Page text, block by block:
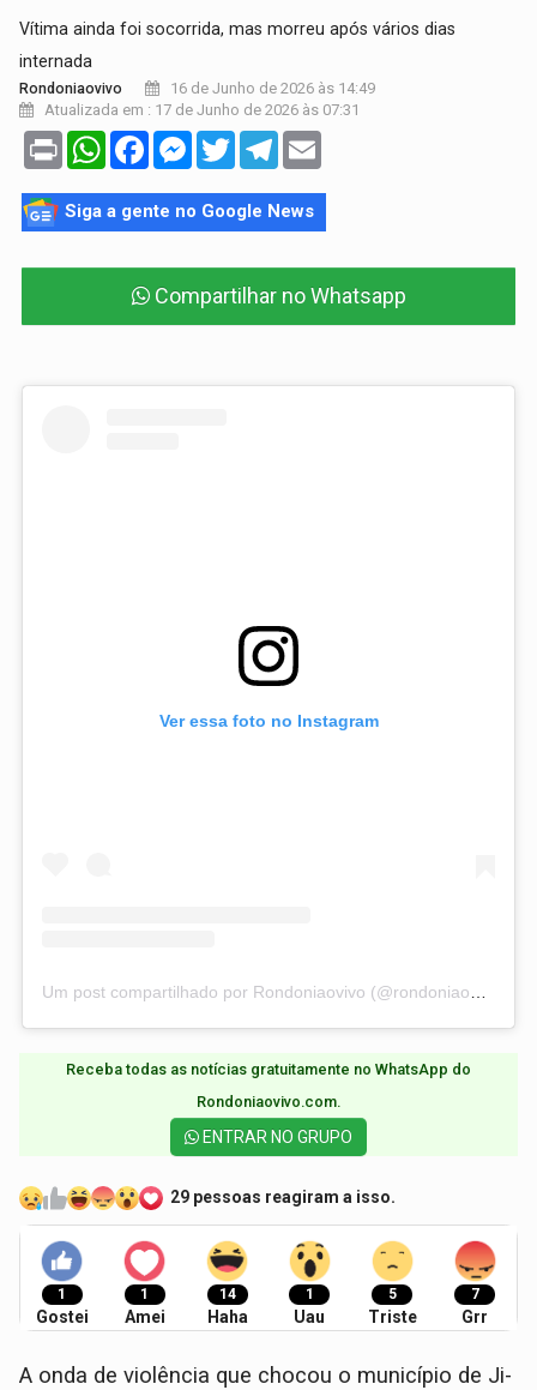
Vítima ainda foi socorrida, mas morreu após vários dias
internada
Rondoniaovivo
16 de Junho de 2026 às 14:49
Atualizada em : 17 de Junho de 2026 às 07:31
Print WhatsAppFacebookMessenger
TwitterTelegram
Siga a gente no Google News
Compartilhar no Whatsapp
Ver essa foto no Instagram
Receba todas as notícias gratuitamente no WhatsApp do
Rondoniaovivo.com.​
ENTRAR NO GRUPO
29 pessoas reagiram a isso.
1
Gostei
1
Amei
14
Haha
1
Uau
5
Triste
7
Grr
A onda de violência que chocou o município de Ji-